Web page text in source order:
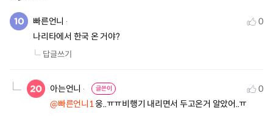
빠른언니
0
나리타에서 한국 온 거야?
답글쓰기
아는언니 글쓴이
0
@빠른언니1 웅..ㅠㅠ비행기 내리면서 두고온거 알았어..ㅠ